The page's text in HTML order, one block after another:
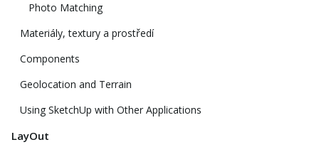
Photo Matching
Materiály, textury a prostředí
Components
Geolocation and Terrain
Using SketchUp with Other Applications
LayOut